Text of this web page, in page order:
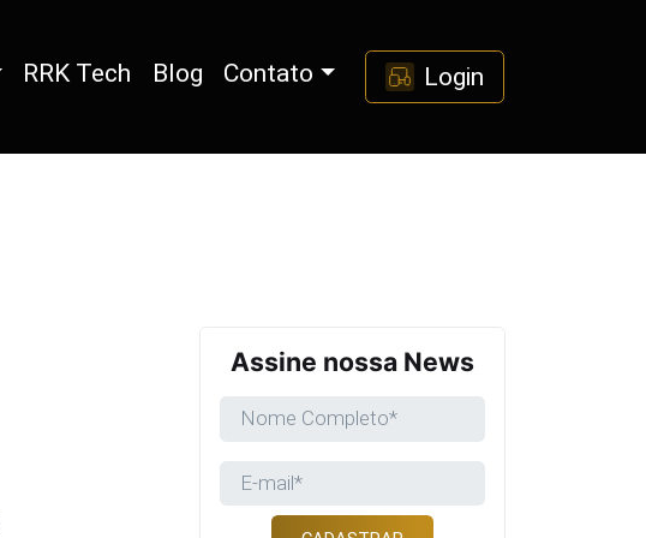
RRK Tech Blog Contato Login
Assine nossa News